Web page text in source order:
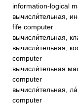
information-logical
вычисли́тельная,
fife computer
вычисли́тельная,
вычисли́тельная,
computer
вычисли́тельная
computer
вычисли́тельная,
computer